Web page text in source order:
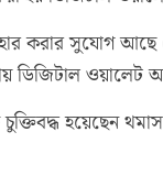
করার সুযোগ
ডিজিটাল ওয়ালেট
হয়েছেন